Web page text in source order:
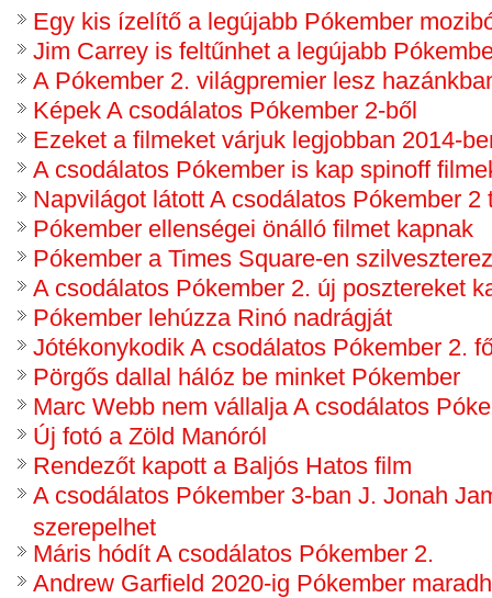
Egy kis ízelítő a legújabb Pókember
Jim Carrey is feltűnhet a legújabb
A Pókember 2. világpremier lesz
Képek A csodálatos Pókember 2-ből
Ezeket a filmeket várjuk legjobban 2014-
A csodálatos Pókember is kap spinoff
Napvilágot látott A csodálatos Pókember 2
Pókember ellenségei önálló filmet kapnak
Pókember a Times Square-en
A csodálatos Pókember 2. új posztereket
Pókember lehúzza Rinó nadrágját
Jótékonykodik A csodálatos Pókember 2.
Pörgős dallal hálóz be minket Pókember
Marc Webb nem vállalja A csodálatos
Új fotó a Zöld Manóról
Rendezőt kapott a Baljós Hatos film
A csodálatos Pókember 3-ban J. Jonah
szerepelhet
Máris hódít A csodálatos Pókember 2.
Andrew Garfield 2020-ig Pókember